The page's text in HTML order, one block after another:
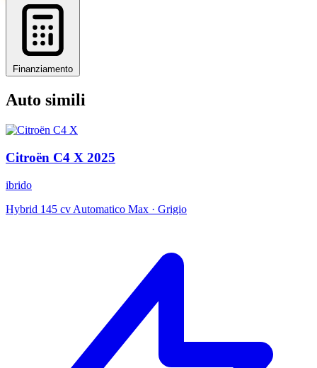
Finanziamento
Auto simili
Citroën C4 X 2025
ibrido
Hybrid 145 cv Automatico Max · Grigio